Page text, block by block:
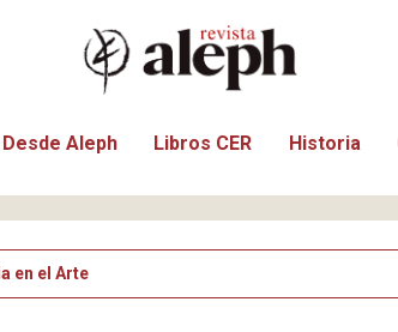
Desde Aleph Libros CER Historia
en el Arte